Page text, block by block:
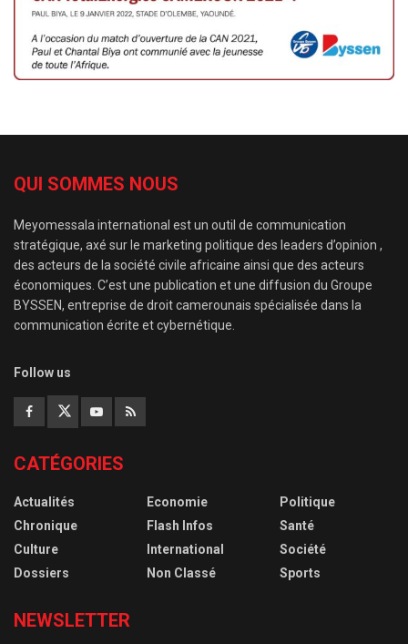
QUI SOMMES NOUS
Meyomessala international est un outil de communication
stratégique, axé sur le marketing politique des leaders d’opinion ,
des acteurs de la société civile africaine ainsi que des acteurs
économiques. C’est une publication et une diffusion du Groupe
BYSSEN, entreprise de droit camerounais spécialisée dans la
communication écrite et cybernétique.
Follow us
CATÉGORIES
Actualités
Chronique
Culture
Dossiers
Economie
Flash Infos
International
Non Classé
Politique
Santé
Société
Sports
NEWSLETTER